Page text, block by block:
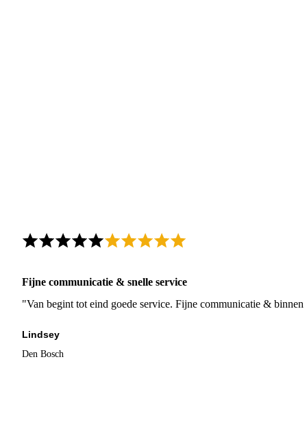
Fijne communicatie & snelle service
"Van begint tot eind goede service. Fijne communicatie &
Lindsey
Den Bosch